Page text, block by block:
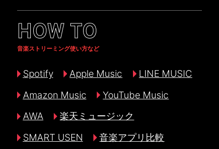
HOW TO
音楽ストリーミング使い方など
Spotify Apple Music
LINE MUSIC
Amazon Music
YouTube Music
AWA
楽天ミュージック
SMART USEN
音楽アプリ比較